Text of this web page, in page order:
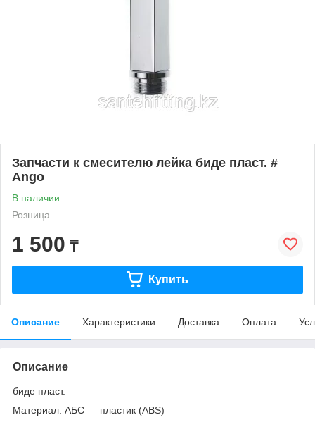
Запчасти к смесителю лейка биде пласт. #
Ango
В наличии
Розница
1 500 ₸
Купить
Описание Характеристики Доставка Оплата
Описание
биде пласт.
Материал: АБС — пластик (ABS)